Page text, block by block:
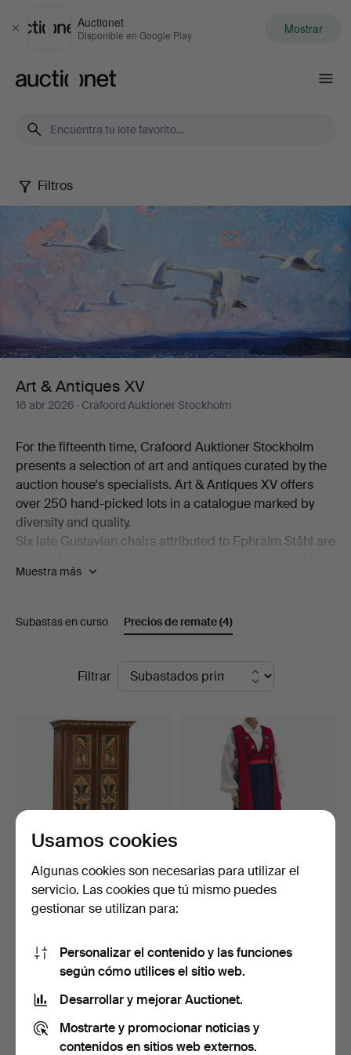
Cerrar
Auctionet
Disponible en Google Play Mostrar
Art
Antiques
Filtros
Art & Antiques XV
16 abr 2026 · Crafoord Auktioner Stockholm
For the fifteenth time, Crafoord Auktioner Stockholm
presents a selection of art and antiques curated by the
auction house's specialists. Art & Antiques XV offers
over 250 hand-picked lots in a catalogue marked by
diversity and quality.
Six late Gustavian chairs attributed to Ephraim Ståhl are
made by Anders Arvidsson Castman in Eksjö in 1793
Madrid's starting eleven from 1966. And on the
bookshelf stands a copy of C L Grubb's substantial
century. Add to this a wealth of beautiful objects,
including a mahogany chiffonier by Carl Hendric Blom,
brooch, an English stilton spoon, Iwan Constantin
Johansson's stretching swans against a pale blue-pink
sky, a pair of substantial caryatids and much more
Muestra más
Subastas en curso Precios de remate(4)
remate
Filtrar
Un gabinete del siglo XIX,
almoge, pintó d…
Subastado 16 abr 2026
422 USD
DISFRAZ POPULAR,
1.002 USD
Usamos cookies
Algunas cookies son necesarias para utilizar el
servicio. Las cookies que tú mismo puedes
gestionar se utilizan para:
Personalizar el contenido y las funciones
según cómo utilices el sitio web.
Desarrollar y mejorar Auctionet.
Mostrarte y promocionar noticias y
contenidos en sitios web externos.